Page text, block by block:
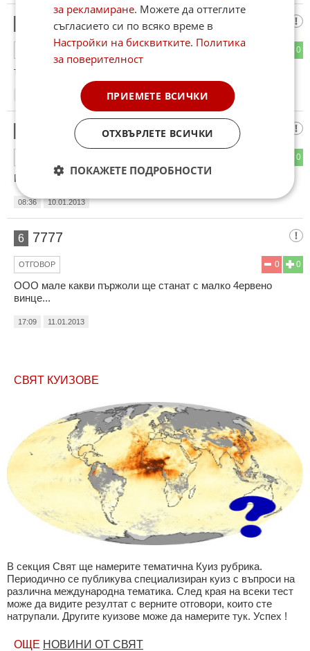
диан
0
тука има хора с ферми с по 2000 тая с едва 40:)))
10.01.2013
0
Прасе с прасета живее......
08:36 10.01.2013
6 7777
0
0
ОТГОВОР
ООО мале какви пържоли ще станат с малко 4ервено
винце...
17:09 11.01.2013
СВЯТ КУИЗОВЕ
В секция Свят ще намерите тематична Куиз рубрика.
Периодично се публикува специализиран куиз с въпроси на
различна международна тематика. След края на всеки тест
може да видите резултат с верните отговори, които сте
натрупали. Другите куизове може да намерите тук. Успех !
ОЩЕ НОВИНИ ОТ СВЯТ
за рекламиране. Можете да оттеглите
съгласието си по всяко време в
Настройки на бисквитките. Политика
за поверителност
ПРИЕМЕТЕ ВСИЧКИ
ОТХВЪРЛЕТЕ ВСИЧКИ
ПОКАЖЕТЕ ПОДРОБНОСТИ